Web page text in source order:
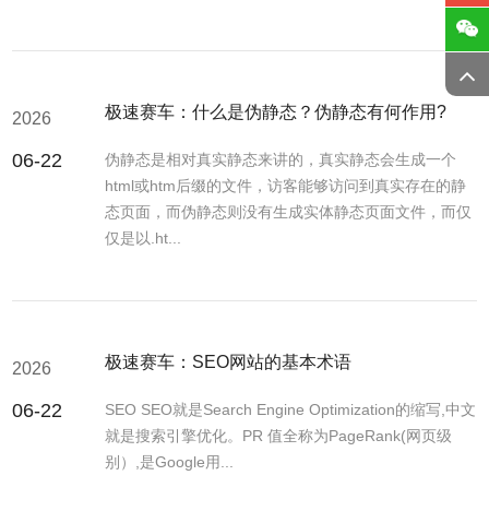
2026
06-22
极速赛车：什么是伪静态？伪静态有何作用?
伪静态是相对真实静态来讲的，真实静态会生成一个
html或htm后缀的文件，访客能够访问到真实存在的静
态页面，而伪静态则没有生成实体静态页面文件，而仅
仅是以.ht...
2026
06-22
极速赛车：SEO网站的基本术语
SEO SEO就是Search Engine Optimization的缩写,中文
就是搜索引擎优化。PR 值全称为PageRank(网页级
别）,是Google用...